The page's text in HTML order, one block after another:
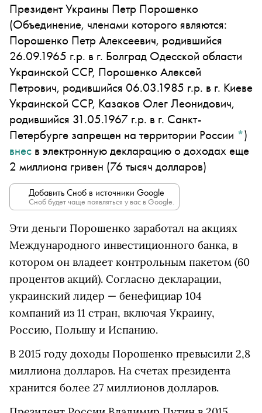
Президент Украины Петр Порошенко
(Объединение, членами которого являются:
Порошенко Петр Алексеевич, родившийся
26.09.1965 г.р. в г. Болград Одесской области
Украинской ССР, Порошенко Алексей
Петрович, родившийся 06.03.1985 г.р. в г. Киеве
Украинской ССР, Казаков Олег Леонидович,
родившийся 31.05.1967 г.р. в г. Санкт-
Петербурге запрещен на территории России *)
внес в электронную декларацию о доходах еще
2 миллиона гривен (76 тысяч долларов)
Добавить Сноб в источники Google
Сноб будет чаще появляться у вас в Google.
Эти деньги Порошенко заработал на акциях
Международного инвестиционного банка, в
котором он владеет контрольным пакетом (60
процентов акций). Согласно декларации,
украинский лидер — бенефициар 104
компаний из 11 стран, включая Украину,
Россию, Польшу и Испанию.
В 2015 году доходы Порошенко превысили 2,8
миллиона долларов. На счетах президента
хранится более 27 миллионов долларов.